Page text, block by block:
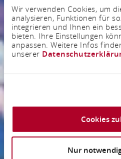
Wir verwenden Cookies, um
analysieren, Funktionen für
integrieren und Ihnen ein
bieten. Ihre Einstellungen
anpassen. Weitere Infos
unserer
Cookies
Nur